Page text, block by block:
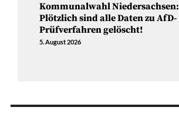
Kommunalwahl Niedersachsen:
Plötzlich sind alle Daten zu AfD-
Prüfverfahren gelöscht!
5. August 2026